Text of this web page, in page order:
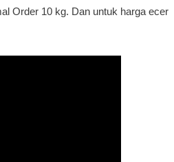
Order 10 kg. Dan untuk harga ecer